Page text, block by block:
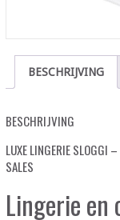
BESCHRIJVING
BESCHRIJVING
LUXE LINGERIE SLOGGI
SALES
Lingerie en